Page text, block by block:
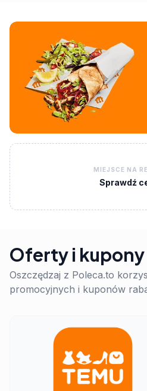
MIEJSCE NA
Sprawdź
Oferty i kupony
Oszczędzaj z Poleca.to
promocyjnych i kuponów